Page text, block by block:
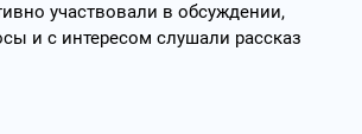
участвовали в обсуждении,
и с интересом слушали рассказ